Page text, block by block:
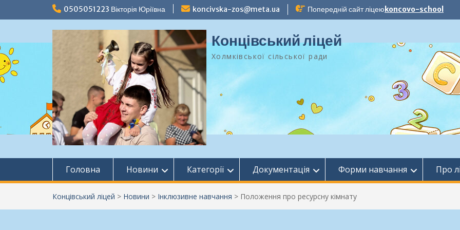
0505051223 Вікторія Юріївна koncivska-zos@meta.ua Попередній сайт ліцею koncovo-school
Концівський ліцей
Холмківської сільської ради
Головна Новини Категорії Документація Форми навчання Про
Концівський ліцей > Новини > Інклюзивне навчання > Положення про ресурсну кімнату